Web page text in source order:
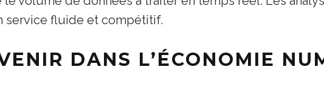
service fluide et compétitif.
DANS L’ÉCONOMIE